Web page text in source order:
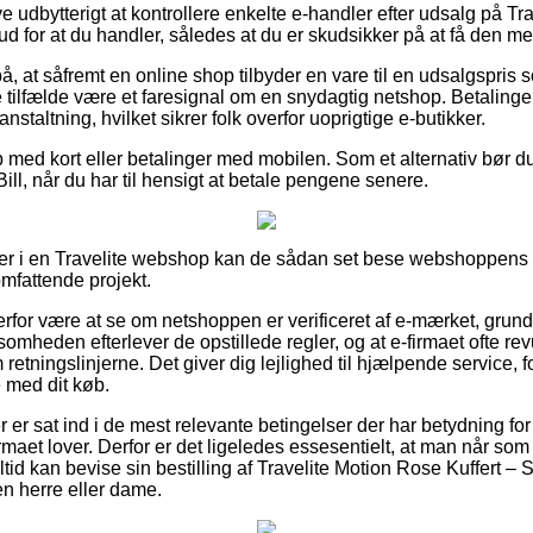
udbytterigt at kontrollere enkelte e-handler efter udsalg på
for at du handler, således at du er skudsikker på at få den
at såfremt en online shop tilbyder en vare til en udsalgspris
tilfælde være et faresignal om en snydagtig netshop.
hvilket sikrer folk overfor uoprigtige e-butikker.
kort eller betalinger med mobilen. Som et alternativ bør
når du har til hensigt at betale pengene senere.
i en Travelite webshop kan de sådan set bese
projekt.
være at se om netshoppen er verificeret af e-mærket,
efterlever de opstillede regler, og at e-firmaet ofte
retningslinjerne. Det giver dig lejlighed til hjælpende service,
dit køb.
er sat ind i de mest relevante betingelser der har betydning
lover. Derfor er det ligeledes essesentielt, at man når
kan bevise sin bestilling af Travelite Motion Rose Kuffert –
herre eller dame.